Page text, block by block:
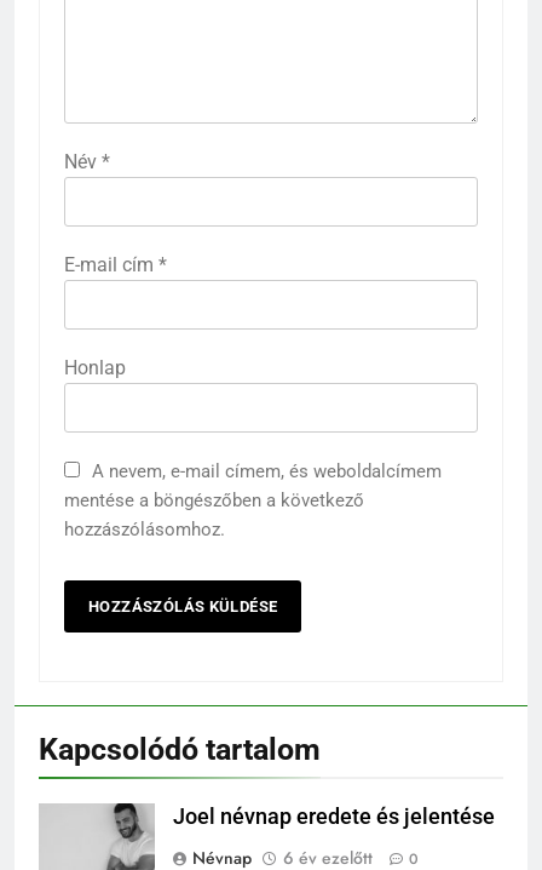
Név *
E-mail cím *
Honlap
A nevem, e-mail címem, és weboldalcímem
mentése a böngészőben a következő
hozzászólásomhoz.
Kapcsolódó tartalom
Joel névnap eredete és jelentése
Névnap
6 év ezelőtt 0